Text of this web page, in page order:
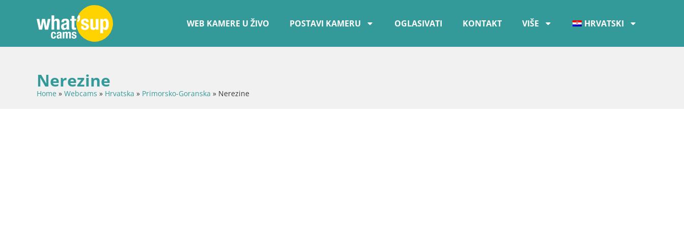
WEB KAMERE U ŽIVO POSTAVI KAMERU OGLASIVATI KONTAKT VIŠE HRVATSKI
Nerezine
Home » Webcams » Hrvatska » Primorsko-Goranska » Nerezine